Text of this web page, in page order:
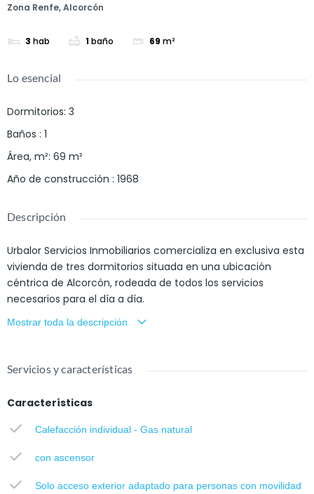
Zona Renfe, Alcorcón
3 hab 1baño 69 m²
Lo esencial
Dormitorios: 3
Baños : 1
Área, m²: 69 m²
Año de construcción : 1968
Descripción
Urbalor Servicios Inmobiliarios comercializa en exclusiva esta
vivienda de tres dormitorios situada en una ubicación
céntrica de Alcorcón, rodeada de todos los servicios
necesarios para el día a día.
un recibidor que da paso a una amplia cocina amueblada
confortable, cuenta con acceso directo a una agradable
baño completo, equipado con plato de ducha y ventana
dormitorios, uno de ellos de mayor tamaño y destinado a
dormitorio principal.
Mostrar toda la descripción
Servicios y características
Características
Calefacción individual - Gas natural
con ascensor
Solo acceso exterior adaptado para personas con movilidad